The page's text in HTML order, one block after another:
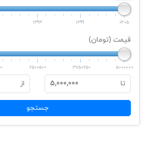
1393 1399 1405
قیمت (تومان)
2500500 3750250 5000000
تا 5,000,000 از
جستجو